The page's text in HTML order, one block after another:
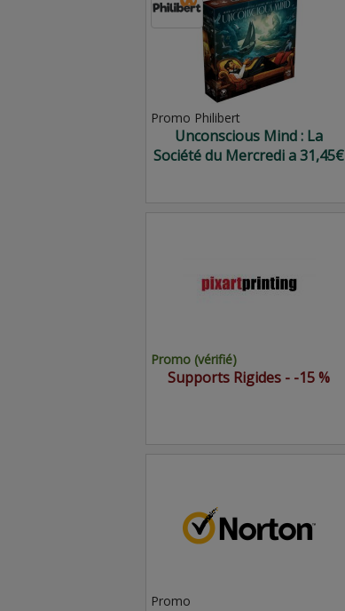
Promo Philibert
Unconscious Mind : La
Société du Mercredi a 31,45€
Promo (vérifié)
Supports Rigides - -15 %
Promo